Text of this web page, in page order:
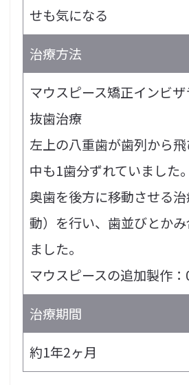
せも気になる
治療方法
マウスピース矯正インビ
抜歯治療
左上の八重歯が歯列から
中も1歯分ずれていました
奥歯を後方に移動させる
動）を行い、歯並びとか
ました。
マウスピースの追加製作
治療期間
約1年2ヶ月